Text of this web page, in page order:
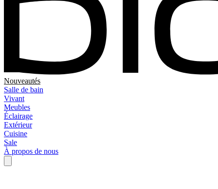
Nouveautés
Salle de bain
Vivant
Meubles
Éclairage
Extérieur
Cuisine
Sale
À propos de nous